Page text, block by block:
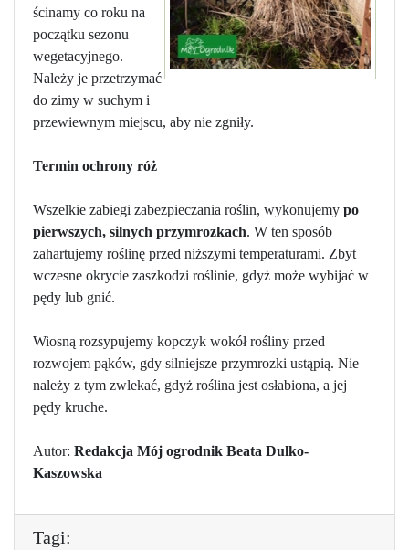
ścinamy co roku na
początku sezonu
wegetacyjnego.
Należy je przetrzymać
do zimy w suchym i
przewiewnym miejscu, aby nie zgniły.
Termin ochrony róż
Wszelkie zabiegi zabezpieczania roślin, wykonujemy po
pierwszych, silnych przymrozkach. W ten sposób
zahartujemy roślinę przed niższymi temperaturami. Zbyt
wczesne okrycie zaszkodzi roślinie, gdyż może wybijać w
pędy lub gnić.
Wiosną rozsypujemy kopczyk wokół rośliny przed
rozwojem pąków, gdy silniejsze przymrozki ustąpią. Nie
należy z tym zwlekać, gdyż roślina jest osłabiona, a jej
pędy kruche.
Autor: Redakcja Mój ogrodnik Beata Dulko-
Kaszowska
Tagi: